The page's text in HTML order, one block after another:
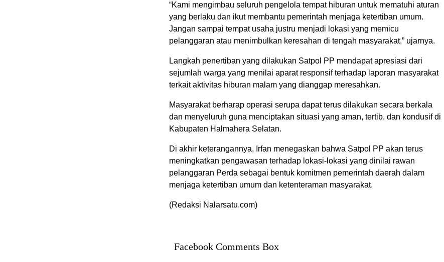
“Kami mengimbau seluruh pengelola tempat hiburan untuk mematuhi aturan
yang berlaku dan ikut membantu pemerintah menjaga ketertiban umum.
Jangan sampai tempat usaha justru menjadi lokasi yang memicu
pelanggaran atau menimbulkan keresahan di tengah masyarakat,” ujarnya.
Langkah penertiban yang dilakukan Satpol PP mendapat apresiasi dari
sejumlah warga yang menilai aparat responsif terhadap laporan masyarakat
terkait aktivitas hiburan malam yang dianggap meresahkan.
Masyarakat berharap operasi serupa dapat terus dilakukan secara berkala
dan menyeluruh guna menciptakan situasi yang aman, tertib, dan kondusif di
Kabupaten Halmahera Selatan.
Di akhir keterangannya, Irfan menegaskan bahwa Satpol PP akan terus
meningkatkan pengawasan terhadap lokasi-lokasi yang dinilai rawan
pelanggaran Perda sebagai bentuk komitmen pemerintah daerah dalam
menjaga ketertiban umum dan ketenteraman masyarakat.
(Redaksi Nalarsatu.com)
Facebook Comments Box